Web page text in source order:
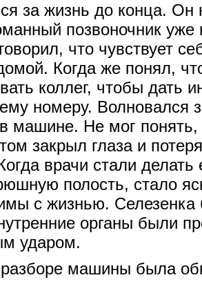
за жизнь до конца. Он
позвоночник
что чувствует
Когда же понял,
коллег, чтобы дать
номеру. Волновался
машине. Не мог понять,
закрыл глаза и
врачи стали
полость, стало
с жизнью. Селезенка
органы были
ударом.
машины была